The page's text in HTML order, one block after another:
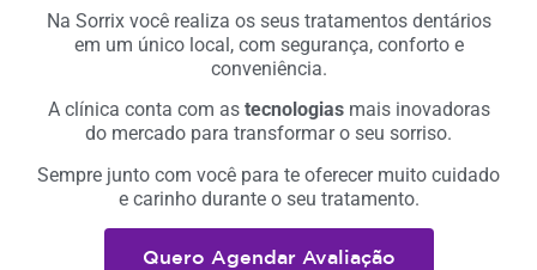
Na Sorrix você realiza os seus tratamentos dentários
em um único local, com segurança, conforto e
conveniência.
A clínica conta com as tecnologiasmais inovadoras
do mercado para transformar o seu sorriso.
Sempre junto com você para te oferecer muito cuidado
e carinho durante o seu tratamento.
Quero Agendar Avaliação